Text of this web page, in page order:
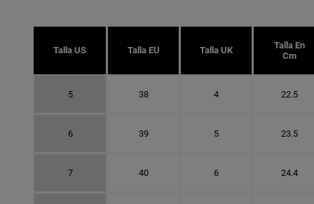
Talla US Talla EU Talla UK
Talla En
Cm
5 38 4 22.5
6 39 5 23.5
7 40 6 24.4